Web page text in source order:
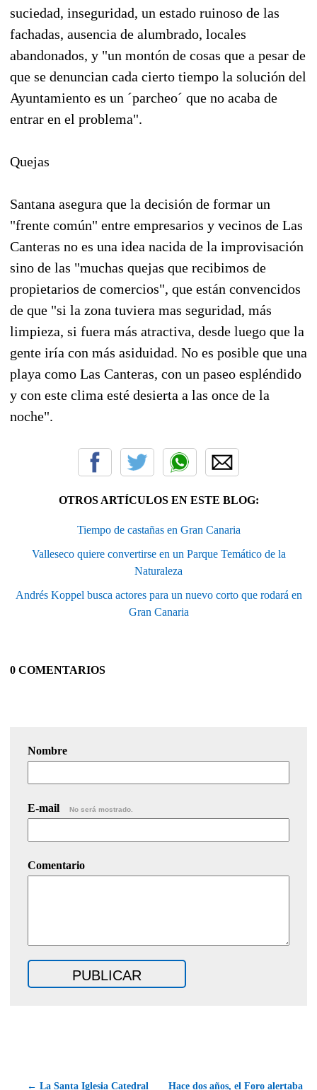
suciedad, inseguridad, un estado ruinoso de las
fachadas, ausencia de alumbrado, locales
abandonados, y "un montón de cosas que a pesar de
que se denuncian cada cierto tiempo la solución del
Ayuntamiento es un ´parcheo´ que no acaba de
entrar en el problema".
Quejas
Santana asegura que la decisión de formar un
"frente común" entre empresarios y vecinos de Las
Canteras no es una idea nacida de la improvisación
sino de las "muchas quejas que recibimos de
propietarios de comercios", que están convencidos
de que "si la zona tuviera mas seguridad, más
limpieza, si fuera más atractiva, desde luego que la
gente iría con más asiduidad. No es posible que una
playa como Las Canteras, con un paseo espléndido
y con este clima esté desierta a las once de la
noche".
OTROS ARTÍCULOS EN ESTE BLOG:
Tiempo de castañas en Gran Canaria
Valleseco quiere convertirse en un Parque Temático de la
Naturaleza
Andrés Koppel busca actores para un nuevo corto que rodará en
Gran Canaria
0 COMENTARIOS
Nombre
E-mail No será mostrado.
Comentario
← La Santa Iglesia Catedral Hace dos años, el Foro alertaba